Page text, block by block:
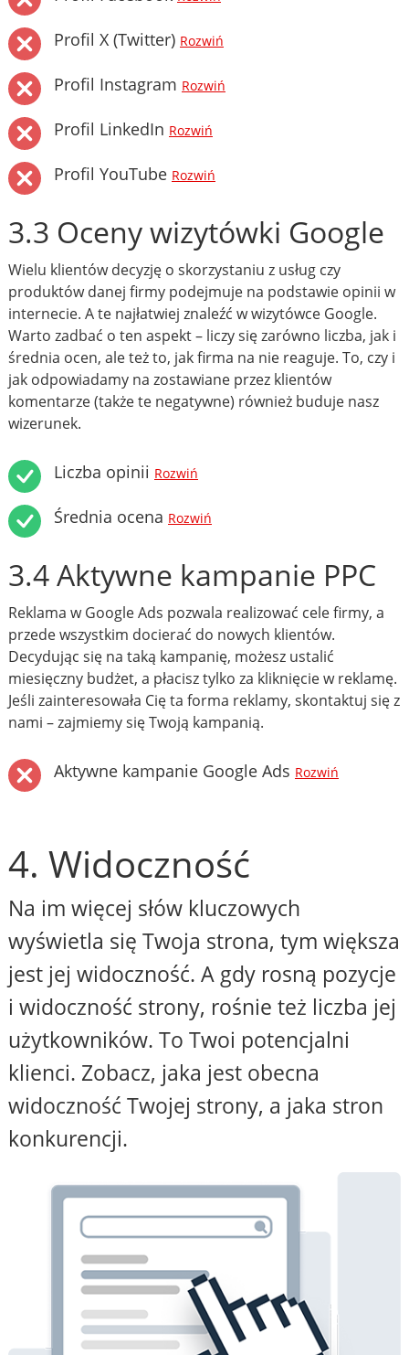
Profil X (Twitter) Rozwiń
Profil Instagram Rozwiń
Profil LinkedIn Rozwiń
Profil YouTube Rozwiń
3.3 Oceny wizytówki Google
Wielu klientów decyzję o skorzystaniu z usług czy
produktów danej firmy podejmuje na podstawie opinii w
internecie. A te najłatwiej znaleźć w wizytówce Google.
Warto zadbać o ten aspekt – liczy się zarówno liczba, jak i
średnia ocen, ale też to, jak firma na nie reaguje. To, czy i
jak odpowiadamy na zostawiane przez klientów
komentarze (także te negatywne) również buduje nasz
wizerunek.
Liczba opinii Rozwiń
Średnia ocena Rozwiń
3.4 Aktywne kampanie PPC
Reklama w Google Ads pozwala realizować cele firmy, a
przede wszystkim docierać do nowych klientów.
Decydując się na taką kampanię, możesz ustalić
miesięczny budżet, a płacisz tylko za kliknięcie w reklamę.
Jeśli zainteresowała Cię ta forma reklamy, skontaktuj się z
nami – zajmiemy się Twoją kampanią.
Aktywne kampanie Google Ads Rozwiń
4. Widoczność
Na im więcej słów kluczowych
wyświetla się Twoja strona, tym większa
jest jej widoczność. A gdy rosną pozycje
i widoczność strony, rośnie też liczba jej
użytkowników. To Twoi potencjalni
klienci. Zobacz, jaka jest obecna
widoczność Twojej strony, a jaka stron
konkurencji.